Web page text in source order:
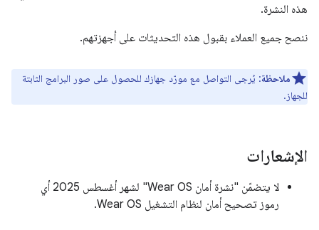
هذه النشرة.
ننصح جميع العملاء بقبول هذه التحديثات على أجهزتهم.
ملاحظة: يُرجى التواصل مع مورّد جهازك للحصول على صور البرامج الثابتة
للجهاز.
الإشعارات
لا يتضمّن "نشرة أمان Wear OS" لشهر أغسطس 2025 أي
رموز تصحيح أمان لنظام التشغيل Wear OS.